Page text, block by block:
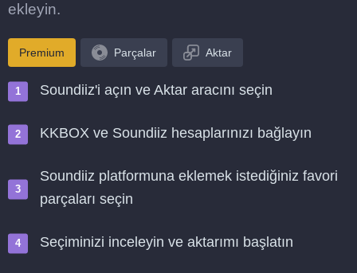
ekleyin.
Premium Parçalar Aktar
Soundiiz'i açın ve Aktar aracını seçin
KKBOX ve Soundiiz hesaplarınızı bağlayın
Soundiiz platformuna eklemek istediğiniz favori
parçaları seçin
Seçiminizi inceleyin ve aktarımı başlatın